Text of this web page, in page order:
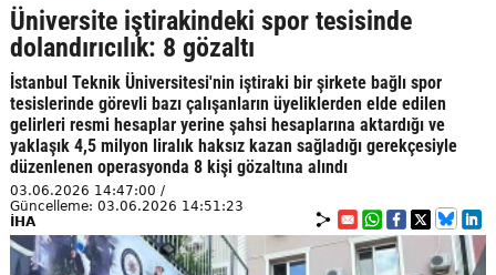
Üniversite iştirakindeki spor tesisinde
dolandırıcılık: 8 gözaltı
İstanbul Teknik Üniversitesi'nin iştiraki bir şirkete bağlı spor
tesislerinde görevli bazı çalışanların üyeliklerden elde edilen
gelirleri resmi hesaplar yerine şahsi hesaplarına aktardığı ve
yaklaşık 4,5 milyon liralık haksız kazan sağladığı gerekçesiyle
düzenlenen operasyonda 8 kişi gözaltına alındı
03.06.2026 14:47:00 /
Güncelleme: 03.06.2026 14:51:23
İHA